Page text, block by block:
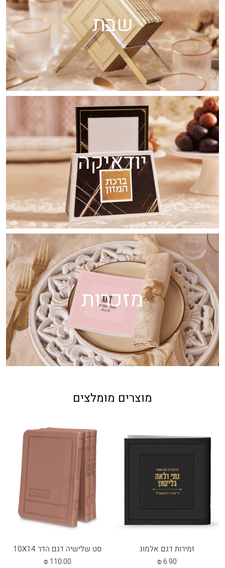
שבת
יודאיקה
מזכרות
מוצרים מומלצים
זמירות דגם אלמוג
6.90
₪
סט שלישיה דגם הדר 10X14
110.00
₪